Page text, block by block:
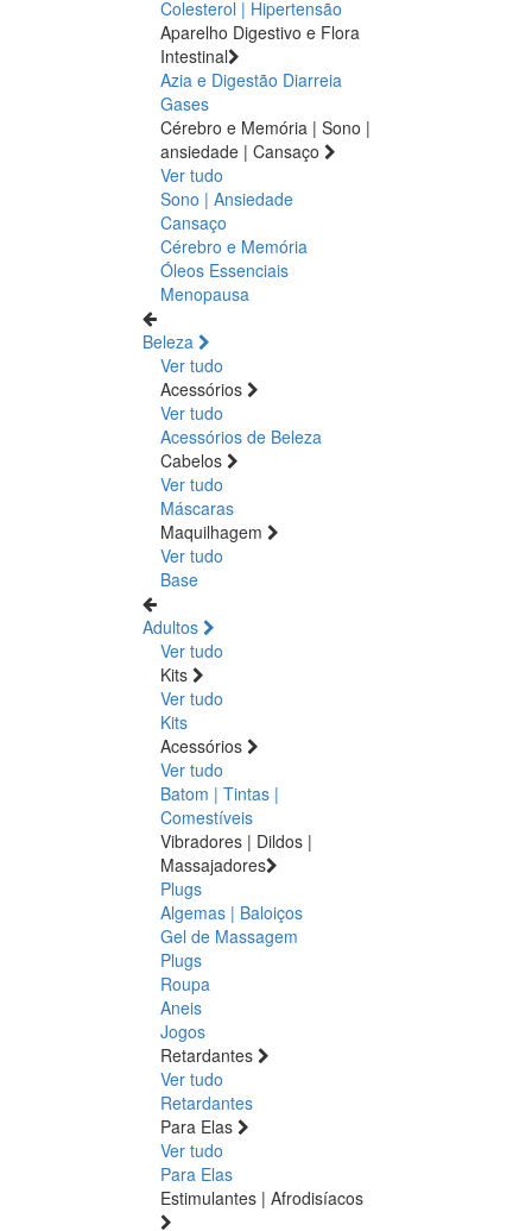
Colesterol | Hipertensão
Aparelho Digestivo e Flora
Intestinal
Azia e Digestão Diarreia
Gases
Cérebro e Memória | Sono |
ansiedade | Cansaço
Ver tudo
Sono | Ansiedade
Cansaço
Cérebro e Memória
Óleos Essenciais
Menopausa
Beleza
Ver tudo
Acessórios
Ver tudo
Acessórios de Beleza
Cabelos
Ver tudo
Máscaras
Maquilhagem
Ver tudo
Base
Adultos
Ver tudo
Kits
Ver tudo
Kits
Acessórios
Ver tudo
Batom | Tintas |
Comestíveis
Vibradores | Dildos |
Massajadores
Plugs
Algemas | Baloiços
Gel de Massagem
Plugs
Roupa
Aneis
Jogos
Retardantes
Ver tudo
Retardantes
Para Elas
Ver tudo
Para Elas
Estimulantes | Afrodisíacos